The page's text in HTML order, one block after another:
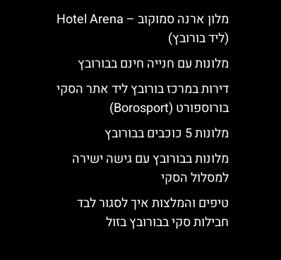
מלון ארנה סמוקוב – Hotel Arena
(ליד בורובץ)
מלונות עם חנייה חינם בבורובץ
דירות במרכז בורובץ ליד אתר הסקי
בורוספורט (Borosport)
מלונות 5 כוכבים בבורובץ
מלונות בבורובץ עם גישה ישירה
למסלול הסקי
טיפים והמלצות איך לסגור לבד
חבילות סקי בבורובץ בזול